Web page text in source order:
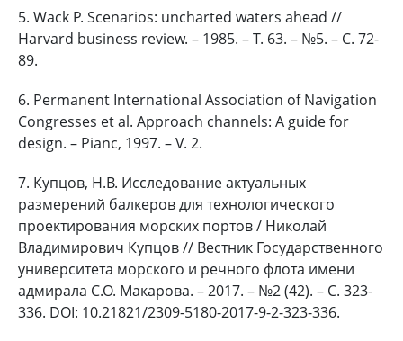
5. Wack P. Scenarios: uncharted waters ahead //
Harvard business review. – 1985. – Т. 63. – №5. – С. 72-
89.
6. Permanent International Association of Navigation
Congresses et al. Approach channels: A guide for
design. – Pianc, 1997. – V. 2.
7. Купцов, Н.В. Исследование актуальных
размерений балкеров для технологического
проектирования морских портов / Николай
Владимирович Купцов // Вестник Государственного
университета морского и речного флота имени
адмирала С.О. Макарова. – 2017. – №2 (42). – C. 323-
336. DOI: 10.21821/2309-5180-2017-9-2-323-336.